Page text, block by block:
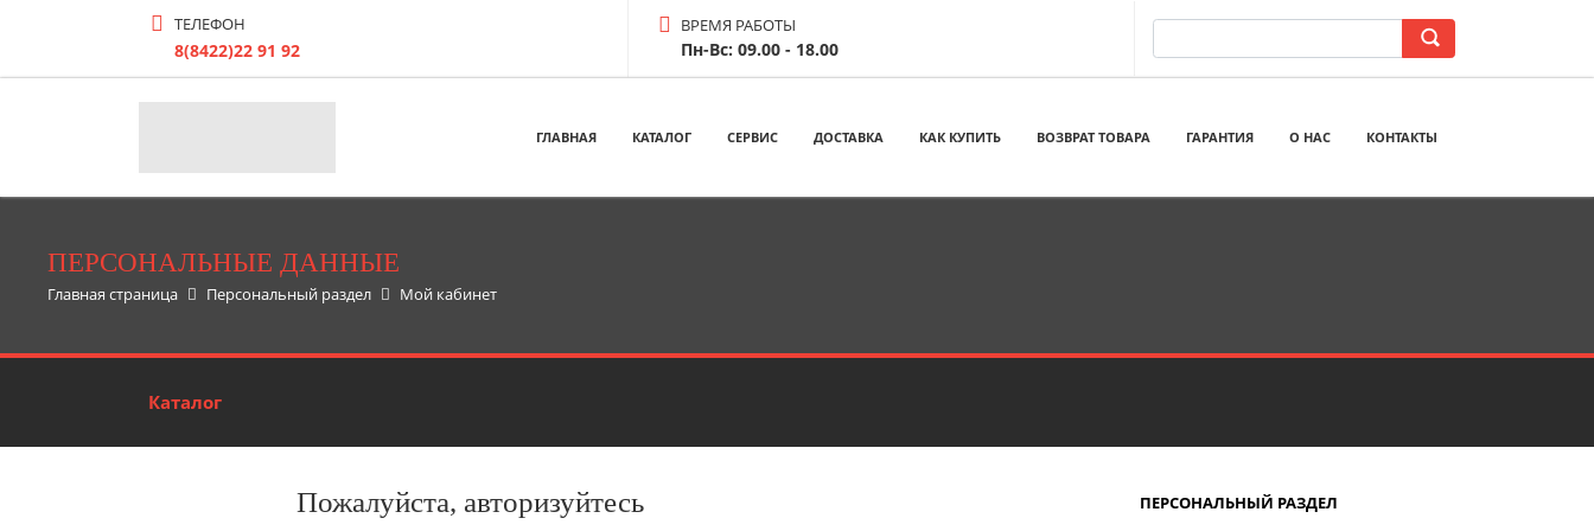
ТЕЛЕФОН
8(8422)22 91 92
ВРЕМЯ РАБОТЫ
Пн-Вс: 09.00 - 18.00
ГЛАВНАЯ КАТАЛОГ СЕРВИС ДОСТАВКА КАК КУПИТЬ ВОЗВРАТ ТОВАРА ГАРАНТИЯ О НАС КОНТАКТЫ
ПЕРСОНАЛЬНЫЕ ДАННЫЕ
Главная страница Персональный раздел Мой кабинет
Каталог
ПЕРСОНАЛЬНЫЙ РАЗДЕЛ
Пожалуйста, авторизуйтесь